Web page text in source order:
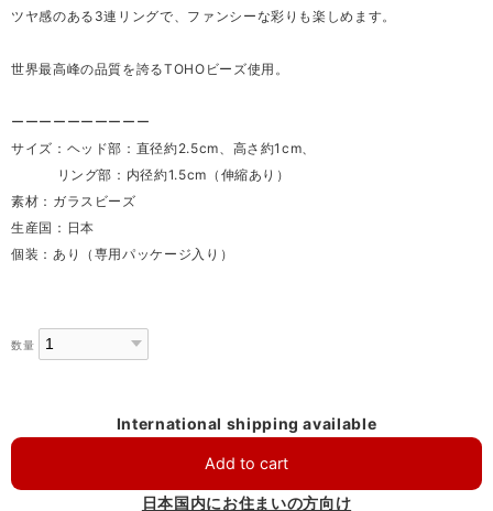
ツヤ感のある3連リングで、ファンシーな彩りも楽しめます。
世界最高峰の品質を誇るTOHOビーズ使用。
ーーーーーーーーーー
サイズ：ヘッド部：直径約2.5cm、高さ約1cm、
リング部：内径約1.5cm（伸縮あり）
素材：ガラスビーズ
生産国：日本
個装：あり（専用パッケージ入り）
数量
International shipping available
Add to cart
日本国内にお住まいの方向け